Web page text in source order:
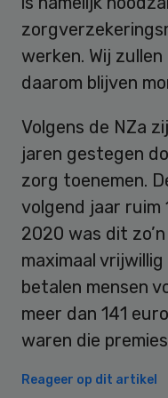
werken. Wij
daarom blijven
Volgens de NZa
jaren gestegen
zorg toenemen.
volgend jaar ruim
2020 was dit
maximaal
betalen mensen
meer dan 141
waren die
Reageer op dit artikel